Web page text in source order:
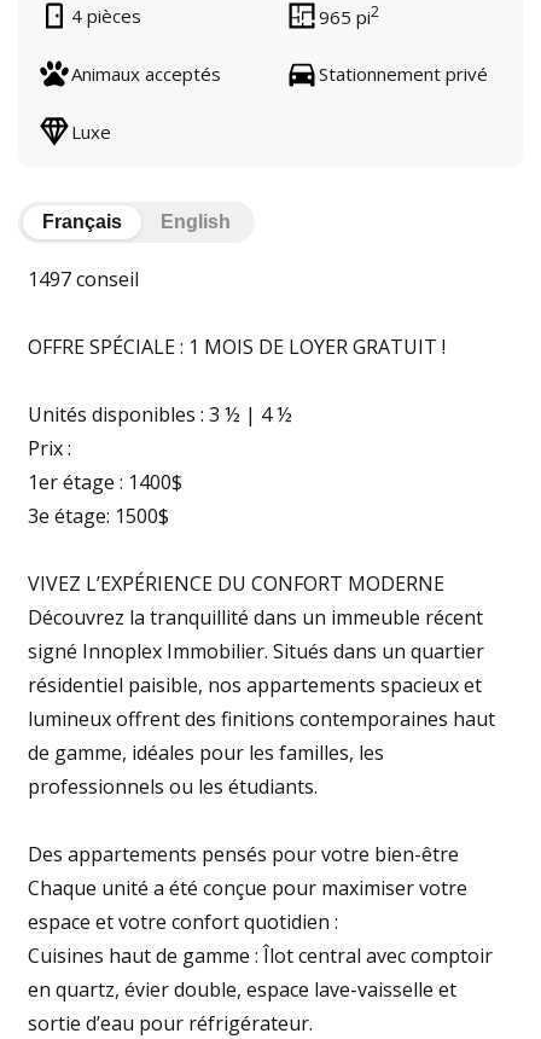
4 pièces 965 pi2
Animaux acceptés Stationnement privé
Luxe
Français English
1497 conseil
OFFRE SPÉCIALE : 1 MOIS DE LOYER GRATUIT !
Unités disponibles : 3 ½ | 4 ½
Prix :
1er étage : 1400$
3e étage: 1500$
VIVEZ L’EXPÉRIENCE DU CONFORT MODERNE
Découvrez la tranquillité dans un immeuble récent
signé Innoplex Immobilier. Situés dans un quartier
résidentiel paisible, nos appartements spacieux et
lumineux offrent des finitions contemporaines haut
de gamme, idéales pour les familles, les
professionnels ou les étudiants.
Des appartements pensés pour votre bien-être
Chaque unité a été conçue pour maximiser votre
espace et votre confort quotidien :
Cuisines haut de gamme : Îlot central avec comptoir
en quartz, évier double, espace lave-vaisselle et
sortie d’eau pour réfrigérateur.